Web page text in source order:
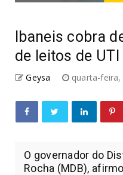
Ibaneis cobra
de leitos de
Geysa quarta-feira,
O governador do
Rocha (MDB),